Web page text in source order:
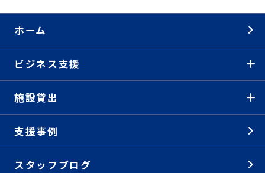
ホーム
ビジネス支援
施設貸出
支援事例
スタッフブログ